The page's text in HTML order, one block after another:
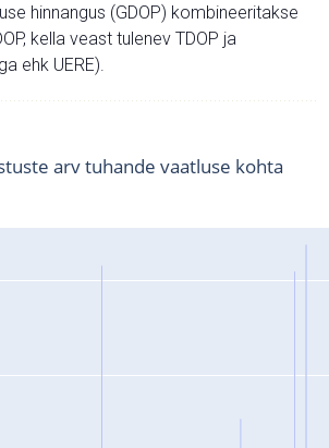
hinnangus (GDOP) kombineeritakse
kella veast tulenev TDOP ja
ehk UERE).
arv tuhande vaatluse kohta